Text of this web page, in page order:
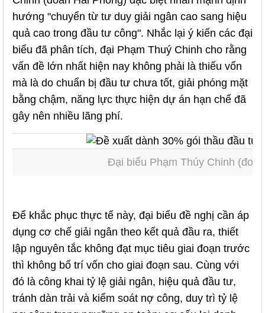
hướng "chuyển từ tư duy giải ngân cao sang hiệu
quả cao trong đầu tư công". Nhắc lại ý kiến các đại
biểu đã phân tích, đại Phạm Thuý Chinh cho rằng
vấn đề lớn nhất hiện nay không phải là thiếu vốn
mà là do chuẩn bị đầu tư chưa tốt, giải phóng mặt
bằng chậm, năng lực thực hiện dự án hạn chế đã
gây nên nhiều lãng phí.
Đại biểu Phạm Thúy Chinh
Để khắc phục thực tế này, đại biểu đề nghị cần áp
dụng cơ chế giải ngân theo kết quả đầu ra, thiết
lập nguyên tắc không đạt mục tiêu giai đoạn trước
thì không bố trí vốn cho giai đoạn sau. Cùng với
đó là công khai tỷ lệ giải ngân, hiệu quả đầu tư,
tránh dàn trải và kiểm soát nợ công, duy trì tỷ lệ